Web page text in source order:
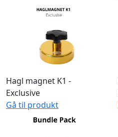
Hagl magnet K1 -
Exclusive
Gå til produkt